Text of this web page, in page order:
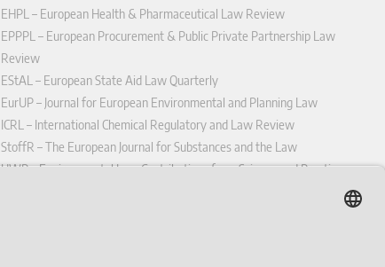
EHPL – European Health & Pharmaceutical Law Review
EPPPL – European Procurement & Public Private Partnership Law
Review
EStAL – European State Aid Law Quarterly
EurUP – Journal for European Environmental and Planning Law
ICRL – International Chemical Regulatory and Law Review
StoffR – The European Journal for Substances and the Law
UWP – Environmental Law Contributions from Science and Practice